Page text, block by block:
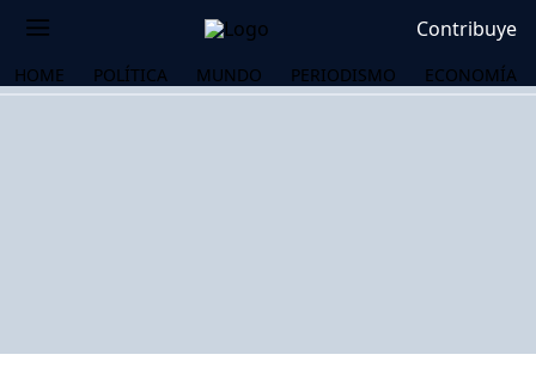
Contribuye
HOME POLÍTICA MUNDO PERIODISMO ECONOMÍA